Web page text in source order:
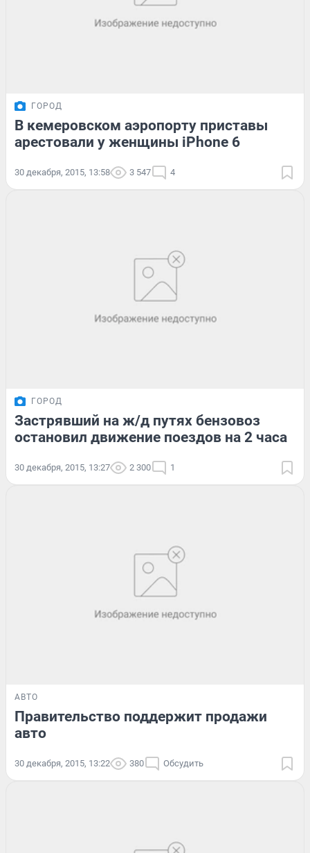
ГОРОД
В кемеровском аэропорту приставы
арестовали у женщины iPhone 6
30 декабря, 2015, 13:58 3 547 4
ГОРОД
Застрявший на ж/д путях бензовоз
остановил движение поездов на 2 часа
30 декабря, 2015, 13:27 2 300 1
АВТО
Правительство поддержит продажи
авто
30 декабря, 2015, 13:22 380 Обсудить